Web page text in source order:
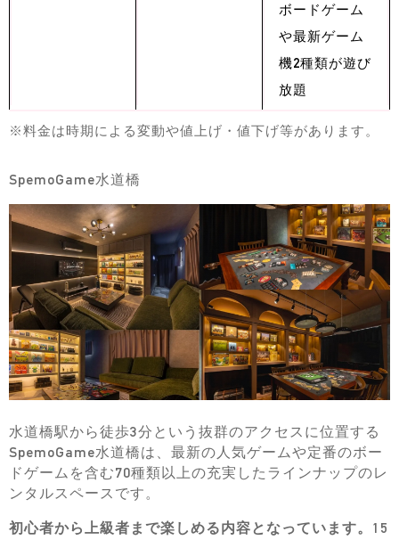
ボードゲーム
や最新ゲーム
機2種類が遊び
放題
※料金は時期による変動や値上げ・値下げ等があります。
SpemoGame水道橋
水道橋駅から徒歩3分という抜群のアクセスに位置する
SpemoGame水道橋は、最新の人気ゲームや定番のボー
ドゲームを含む70種類以上の充実したラインナップのレ
ンタルスペースです。
初心者から上級者まで楽しめる内容となっています。15